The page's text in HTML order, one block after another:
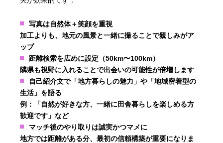
写真は自然体＋笑顔を重視
加工よりも、地元の風景と一緒に撮ることで親しみがア
ップ
距離検索を広めに設定（50km〜100km）
隣県も視野に入れることで出会いの可能性が倍増します
自己紹介文で「地方暮らしの魅力」や「地域密着型の
生活」を語る
例：「自然が好きな方、一緒に田舎暮らしを楽しめる方
歓迎です」など
マッチ後のやり取りは誠実かつマメに
地方では距離がある分、最初の信頼構築が重要になりま